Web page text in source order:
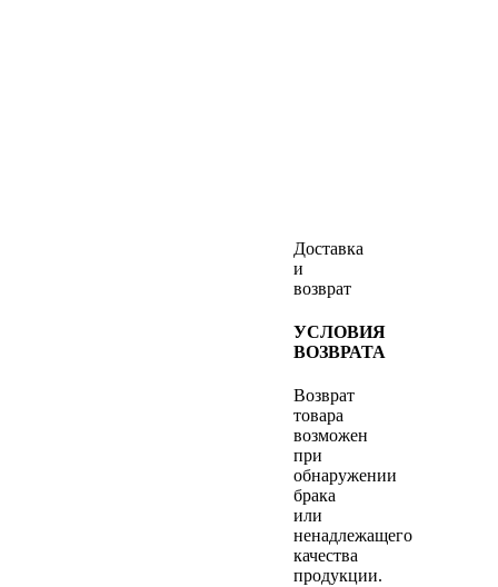
Доставка
и
возврат
УСЛОВИЯ
ВОЗВРАТА
Возврат
товара
возможен
при
обнаружении
брака
или
ненадлежащего
качества
продукции.